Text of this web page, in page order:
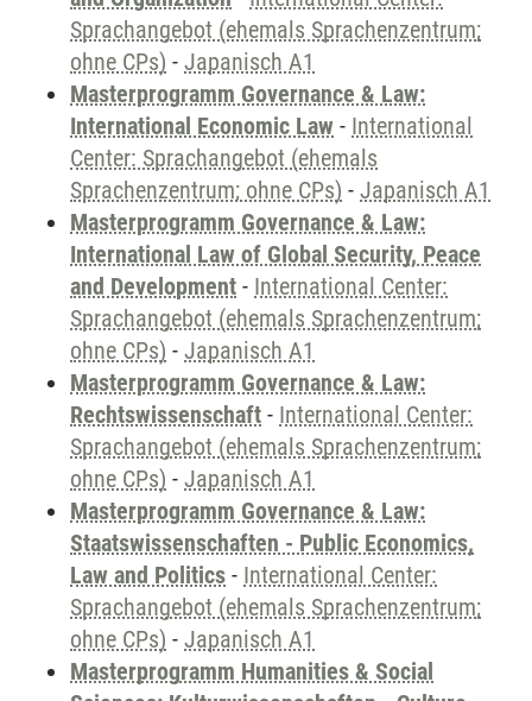
Sprachangebot (ehemals Sprachenzentrum;
ohne CPs) - Japanisch A1
Masterprogramm Governance & Law:
International Economic Law - International
Center: Sprachangebot (ehemals
Sprachenzentrum; ohne CPs) - Japanisch A1
Masterprogramm Governance & Law:
International Law of Global Security, Peace
and Development - International Center:
Sprachangebot (ehemals Sprachenzentrum;
ohne CPs) - Japanisch A1
Masterprogramm Governance & Law:
Rechtswissenschaft - International Center:
Sprachangebot (ehemals Sprachenzentrum;
ohne CPs) - Japanisch A1
Masterprogramm Governance & Law:
Staatswissenschaften - Public Economics,
Law and Politics - International Center:
Sprachangebot (ehemals Sprachenzentrum;
ohne CPs) - Japanisch A1
Masterprogramm Humanities & Social